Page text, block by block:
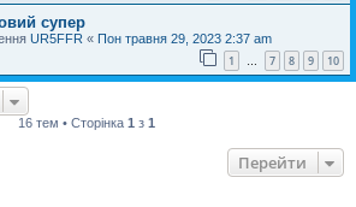
супер
UR5FFR « Пон травня 29, 2023 2:37 am
1 … 7 8 9 10
16 тем • Сторінка 1 з 1
Перейти